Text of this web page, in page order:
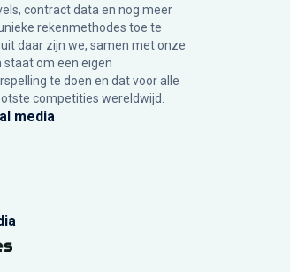
contract data en nog meer
rekenmethodes toe te
daar zijn we, samen met onze
staat om een eigen
te doen en dat voor alle
competities wereldwijd.
media